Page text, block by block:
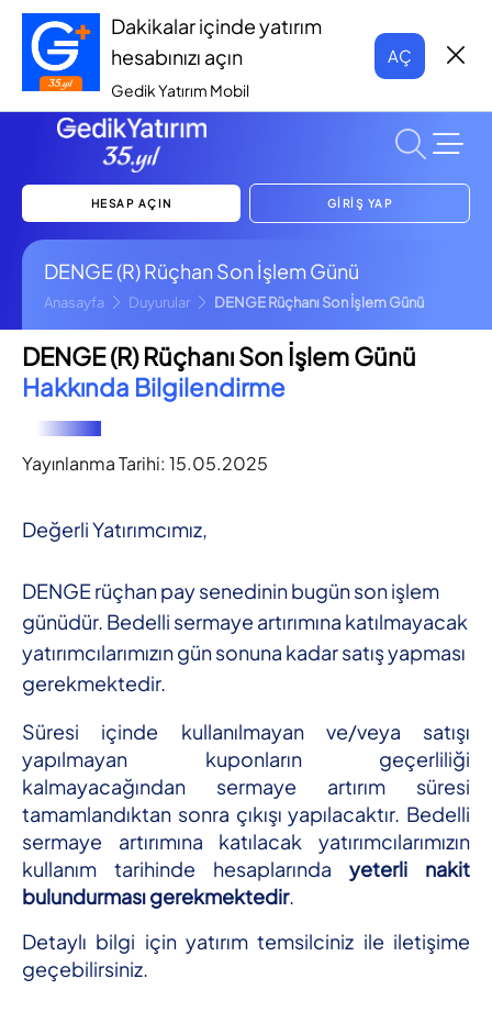
Dakikalar içinde yatırım
hesabınızı açın
Gedik Yatırım Mobil
AÇ
HESAP AÇIN GİRİŞ YAP
DENGE (R) Rüçhan Son İşlem Günü
Anasayfa Duyurular DENGE Rüçhanı Son İşlem Günü
DENGE (R) Rüçhanı Son İşlem Günü
Hakkında Bilgilendirme
Yayınlanma Tarihi: 15.05.2025
Değerli Yatırımcımız,
DENGE rüçhan pay senedinin bugün son işlem
günüdür. Bedelli sermaye artırımına katılmayacak
yatırımcılarımızın gün sonuna kadar satış yapması
gerekmektedir.
Süresi içinde kullanılmayan ve/veya satışı
yapılmayan kuponların geçerliliği
kalmayacağından sermaye artırım süresi
tamamlandıktan sonra çıkışı yapılacaktır. Bedelli
sermaye artırımına katılacak yatırımcılarımızın
kullanım tarihinde hesaplarında yeterli nakit
bulundurması gerekmektedir.
Detaylı bilgi için yatırım temsilciniz ile iletişime
geçebilirsiniz.